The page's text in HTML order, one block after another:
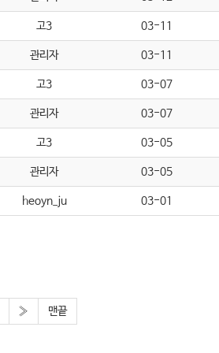
고3 03-11
관리자 03-11
고3 03-07
관리자 03-07
고3 03-05
관리자 03-05
heoyn_ju 03-01
» 맨끝